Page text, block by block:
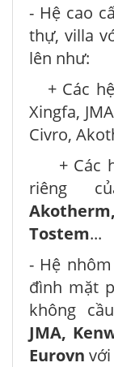
- Hệ cao
thự, villa
lên như:
+ Các
Xingfa,
Civro,
+ Các
riêng
Tostem...
- Hệ
đình mặt
không
JMA,
Eurovn